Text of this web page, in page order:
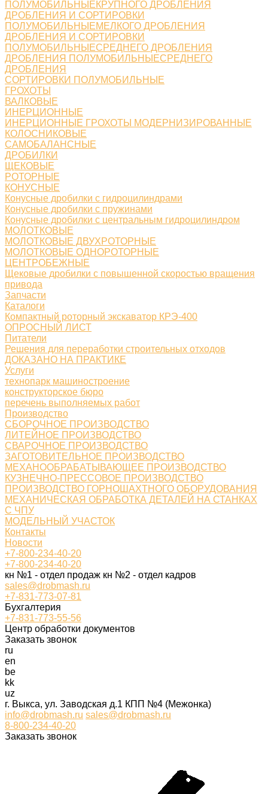
ПОЛУМОБИЛЬНЫЕКРУПНОГО ДРОБЛЕНИЯ
ДРОБЛЕНИЯ И СОРТИРОВКИ
ПОЛУМОБИЛЬНЫЕМЕЛКОГО ДРОБЛЕНИЯ
ДРОБЛЕНИЯ И СОРТИРОВКИ
ПОЛУМОБИЛЬНЫЕСРЕДНЕГО ДРОБЛЕНИЯ
ДРОБЛЕНИЯ ПОЛУМОБИЛЬНЫЕСРЕДНЕГО
ДРОБЛЕНИЯ
СОРТИРОВКИ ПОЛУМОБИЛЬНЫЕ
ГРОХОТЫ
ВАЛКОВЫЕ
ИНЕРЦИОННЫЕ
ИНЕРЦИОННЫЕ ГРОХОТЫ МОДЕРНИЗИРОВАННЫЕ
КОЛОСНИКОВЫЕ
САМОБАЛАНСНЫЕ
ДРОБИЛКИ
ЩЕКОВЫЕ
РОТОРНЫЕ
КОНУСНЫЕ
Конусные дробилки с гидроцилиндрами
Конусные дробилки с пружинами
Конусные дробилки с центральным гидроцилиндром
МОЛОТКОВЫЕ
МОЛОТКОВЫЕ ДВУХРОТОРНЫЕ
МОЛОТКОВЫЕ ОДНОРОТОРНЫЕ
ЦЕНТРОБЕЖНЫЕ
Щековые дробилки с повышенной скоростью вращения
привода
Запчасти
Каталоги
Компактный роторный экскаватор КРЭ-400
ОПРОСНЫЙ ЛИСТ
Питатели
Решения для переработки строительных отходов
ДОКАЗАНО НА ПРАКТИКЕ
Услуги
технопарк машиностроение
конструкторское бюро
перечень выполняемых работ
Производство
СБОРОЧНОЕ ПРОИЗВОДСТВО
ЛИТЕЙНОЕ ПРОИЗВОДСТВО
СВАРОЧНОЕ ПРОИЗВОДСТВО
ЗАГОТОВИТЕЛЬНОЕ ПРОИЗВОДСТВО
МЕХАНООБРАБАТЫВАЮЩЕЕ ПРОИЗВОДСТВО
КУЗНЕЧНО-ПРЕССОВОЕ ПРОИЗВОДСТВО
ПРОИЗВОДСТВО ГОРНОШАХТНОГО ОБОРУДОВАНИЯ
МЕХАНИЧЕСКАЯ ОБРАБОТКА ДЕТАЛЕЙ НА СТАНКАХ
С ЧПУ
МОДЕЛЬНЫЙ УЧАСТОК
Контакты
Новости
+7-800-234-40-20
+7-800-234-40-20
кн №1 - отдел продаж кн №2 - отдел кадров
sales@drobmash.ru
+7-831-773-07-81
Бухгалтерия
+7-831-773-55-56
Центр обработки документов
Заказать звонок
ru
en
be
kk
uz
г. Выкса, ул. Заводская д.1 КПП №4 (Межонка)
info@drobmash.ru sales@drobmash.ru
8-800-234-40-20
Заказать звонок